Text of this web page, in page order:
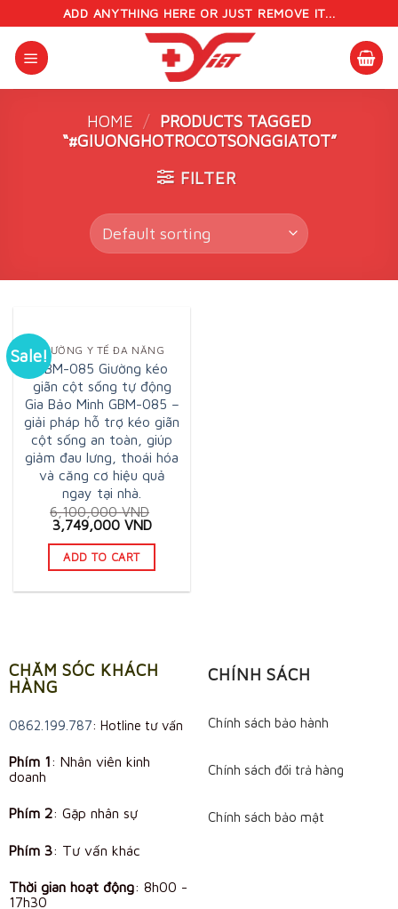
content
ADD ANYTHING HERE OR JUST REMOVE IT...
HOME / PRODUCTS TAGGED
“#GIUONGHOTROCOTSONGGIATOT”
FILTER
Sale!GIƯỜNG Y TẾ ĐA NĂNG
GBM-085 Giường kéo
giãn cột sống tự động
Gia Bảo Minh GBM-085 –
giải pháp hỗ trợ kéo giãn
cột sống an toàn, giúp
giảm đau lưng, thoái hóa
và căng cơ hiệu quả
ngay tại nhà.
6,100,000VND
Original
price
was:
6,100,000 VND.
3,749,000 VNDCurrent
is:
ADD TO CART
CHĂM SÓC KHÁCH
HÀNG
0862.199.787: Hotline tư vấn
Phím 1: Nhân viên kinh
doanh
Phím 2: Gặp nhân sự
Phím 3: Tư vấn khác
Thời gian hoạt động: 8h00 -
17h30
CHÍNH SÁCH
Chính sách bảo hành
Chính sách đổi trả hàng
Chính sách bảo mật